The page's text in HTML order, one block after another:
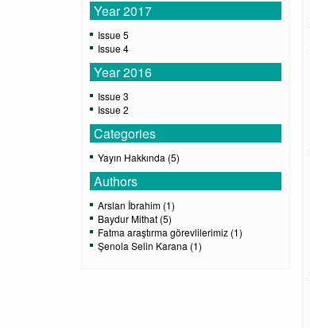
Year 2017
Issue 5
Issue 4
Year 2016
Issue 3
Issue 2
Categories
Yayın Hakkında (5)
Authors
Arslan İbrahim (1)
Baydur Mithat (5)
Fatma araştırma görevlilerimiz (1)
Şenola Selin Karana (1)